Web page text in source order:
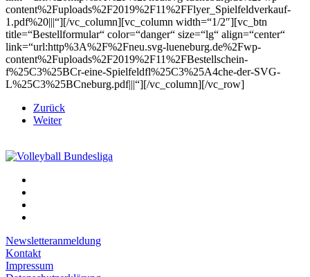
content%2Fuploads%2F2019%2F11%2FFlyer_Spielfeldverkauf-
1.pdf%20|||“][/vc_column][vc_column width=“1/2″][vc_btn
title=“Bestellformular“ color=“danger“ size=“lg“ align=“center“
link=“url:http%3A%2F%2Fneu.svg-lueneburg.de%2Fwp-
content%2Fuploads%2F2019%2F11%2FBestellschein-
f%25C3%25BCr-eine-Spielfeldfl%25C3%25A4che-der-SVG-
L%25C3%25BCneburg.pdf|||“][/vc_column][/vc_row]
Zurück
Weiter
Newsletteranmeldung
Kontakt
Impressum